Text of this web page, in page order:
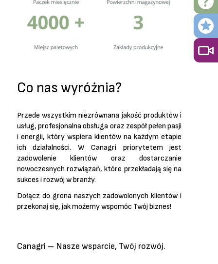
Co nas wyróżnia?
Przede wszystkim niezrównana jakość produktów i
usług, profesjonalna obsługa oraz zespół pełen pasji
i energii, który wspiera klientów na każdym etapie
ich działalności. W Canagri priorytetem jest
zadowolenie klientów oraz dostarczanie
nowoczesnych rozwiązań, które przekładają się na
sukces i rozwój w branży.
Dołącz do grona naszych zadowolonych klientów i
przekonaj się, jak możemy wspomóc Twój biznes!
Canagri – Nasze wsparcie, Twój rozwój.